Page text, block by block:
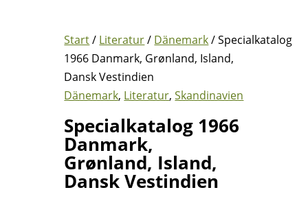
Start/ Literatur/ Dänemark/ Specialkatalog
1966 Danmark, Grønland, Island,
Dansk Vestindien
Dänemark, Literatur,Skandinavien
Specialkatalog 1966
Danmark,
Grønland, Island,
Dansk Vestindien